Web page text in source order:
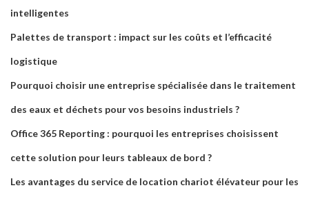
intelligentes
Palettes de transport : impact sur les coûts et l’efficacité
logistique
Pourquoi choisir une entreprise spécialisée dans le traitement
des eaux et déchets pour vos besoins industriels ?
Office 365 Reporting : pourquoi les entreprises choisissent
cette solution pour leurs tableaux de bord ?
Les avantages du service de location chariot élévateur pour les